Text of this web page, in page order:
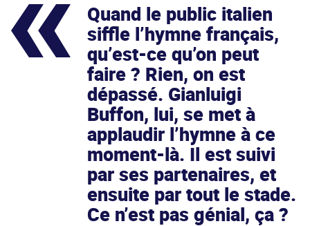
Quand le public italien
siffle l’hymne français,
qu’est-ce qu’on peut
faire ? Rien, on est
dépassé. Gianluigi
Buffon, lui, se met à
applaudir l’hymne à ce
moment-là. Il est suivi
par ses partenaires, et
ensuite par tout le stade.
Ce n’est pas génial, ça ?